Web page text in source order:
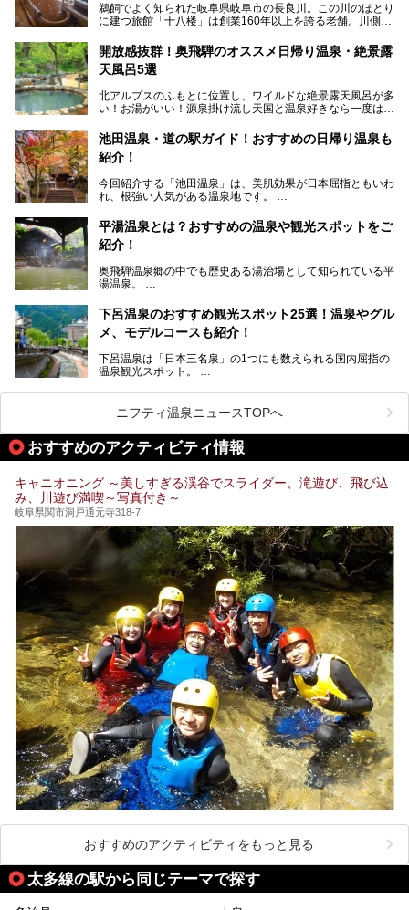
鵜飼でよく知られた岐阜県岐阜市の長良川。この川のほとり
に建つ旅館「十八楼」は創業160年以上を誇る老舗。川側の
濁り湯で、地産地消にこだわった食事も定評があります。
そして大浴場は日帰り入浴もできるんですよ。泊まりでも日
岐阜の手仕事に触れる旅とともに楽しんでみてはいかがでし
ょう！
───
提供元：岐阜県【PR】
この記事は岐阜県のPR記事です。
開放感抜群！奥飛騨のオススメ日帰り温泉・絶景露
天風呂5選
北アルプスのふもとに位置し、ワイルドな絶景露天風呂が多
い！お湯がいい！源泉掛け流し天国と温泉好きなら一度は行
「平湯温泉」「福地温泉」「新平湯温泉」「栃尾温泉」「新
穂高温泉」と5つの温泉地を総称して奥飛騨温泉郷と呼びま
風呂を5ヶ所ご紹介したいと思います。いずれも素晴らしい
温泉ですよ！
池田温泉・道の駅ガイド！おすすめの日帰り温泉も
紹介！
今回紹介する「池田温泉」は、美肌効果が日本屈指ともいわ
れ、根強い人気がある温泉地です。
温泉旅として利用することができます。
池田温泉には道の駅があるなど、温泉、観光、買い物と、さ
そんな池田温泉の魅力を詳しく紹介していきます！
平湯温泉とは？おすすめの温泉や観光スポットをご
紹介！
奥飛騨温泉郷の中でも歴史ある湯治場として知られている平
湯温泉。
らの利用客も増え、ますます賑わいを見せています。そこで
今回は、平湯温泉の観光スポットとおすすめの温泉施設を紹
介します。気になる温泉をぜひチェックしてみてください。
下呂温泉のおすすめ観光スポット25選！温泉やグル
メ、モデルコースも紹介！
下呂温泉は「日本三名泉」の1つにも数えられる国内屈指の
温泉観光スポット。
のグルメを楽しんだり、周辺にある名所にも足を伸ばしたり
したいもの。
本記事では、下呂温泉エリアにあるおすすめの観光スポット
をご紹介するとともに散策する際のモデルコースもご提案。
下呂温泉観光をたっぷりとガイドします！
ニフティ温泉ニュースTOPへ
おすすめのアクティビティ情報
キャニオニング ～美しすぎる渓谷でスライダー、滝遊び、飛び込
み、川遊び満喫～写真付き～
岐阜県関市洞戸通元寺318-7
おすすめのアクティビティをもっと見る
太多線の駅から同じテーマで探す